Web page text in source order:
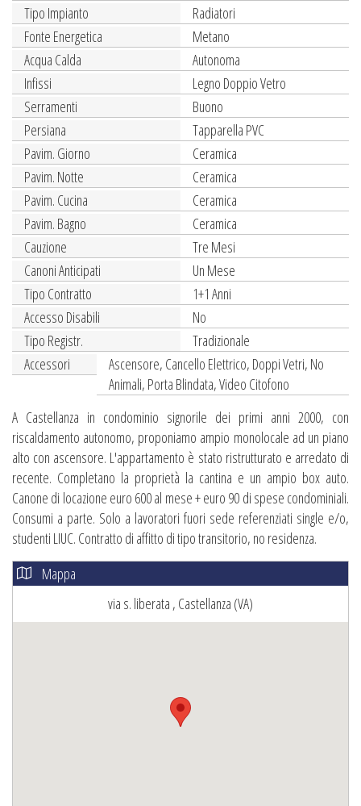
Tipo Impianto
Radiatori
Fonte Energetica
Metano
Acqua Calda
Autonoma
Infissi
Legno Doppio Vetro
Serramenti
Buono
Persiana
Tapparella PVC
Pavim. Giorno
Ceramica
Pavim. Notte
Ceramica
Pavim. Cucina
Ceramica
Pavim. Bagno
Ceramica
Cauzione
Tre Mesi
Canoni Anticipati
Un Mese
Tipo Contratto
1+1 Anni
Accesso Disabili
No
Tipo Registr.
Tradizionale
Accessori
Ascensore, Cancello Elettrico, Doppi Vetri, No
Animali, Porta Blindata, Video Citofono
A Castellanza in condominio signorile dei primi anni 2000, con
riscaldamento autonomo, proponiamo ampio monolocale ad un piano
alto con ascensore. L'appartamento è stato ristrutturato e arredato di
recente. Completano la proprietà la cantina e un ampio box auto.
Canone di locazione euro 600 al mese + euro 90 di spese condominiali.
Consumi a parte. Solo a lavoratori fuori sede referenziati single e/o,
studenti LIUC. Contratto di affitto di tipo transitorio, no residenza.
Mappa
via s. liberata , Castellanza (VA)